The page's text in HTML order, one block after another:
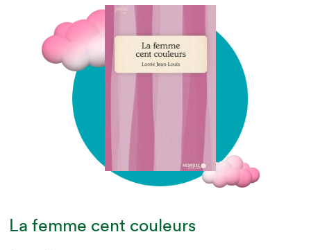
La femme cent couleurs